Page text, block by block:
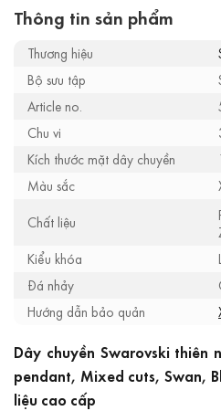
Thông tin sản phẩm
Thương hiệu
Bộ sưu tập
Article no.
Chu vi
Kích thước mặt dây chuyền
Màu sắc
Chất liệu
Kiểu khóa
Đá nhảy
Hướng dẫn bảo quản
Dây chuyền Swarovski thiên
pendant, Mixed cuts, Swan,
liệu cao cấp